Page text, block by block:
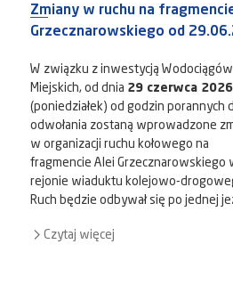
Zmiany w ruchu na
Grzecznarowskiego od
W związku z inwestycją Wodociągów
Miejskich, od dnia 29 czerwca
(poniedziałek) od godzin porannych
odwołania zostaną wprowadzone
w organizacji ruchu kołowego na
fragmencie Alei Grzecznarowskiego
rejonie wiaduktu kolejowo-
Ruch będzie odbywał się po jednej
Czytaj więcej